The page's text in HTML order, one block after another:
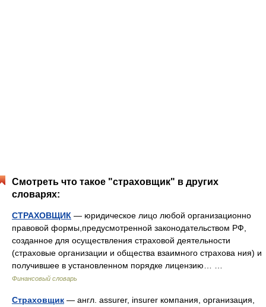
Смотреть что такое "страховщик" в других
словарях:
СТРАХОВЩИК — юридическое лицо любой организационно
правовой формы,предусмотренной законодательством РФ,
созданное для осуществления страховой деятельности
(страховые организации и общества взаимного страхова ния) и
получившее в установленном порядке лицензию… …
Финансовый словарь
Страховщик — англ. assurer, insurer компания, организация,